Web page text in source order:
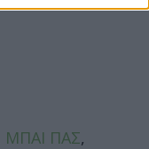
ΜΠΑΙ ΠΑΣ,